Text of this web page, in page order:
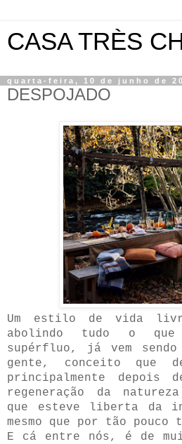
CASA TRÈS
quarta-feira, 10 de junho de
DESPOJADO
Um estilo de vida
abolindo tudo o
supérfluo, já vem
gente, conceito que
principalmente depois
regeneração da
que esteve liberta da
mesmo que por tão pouco
E cá entre nós, é de